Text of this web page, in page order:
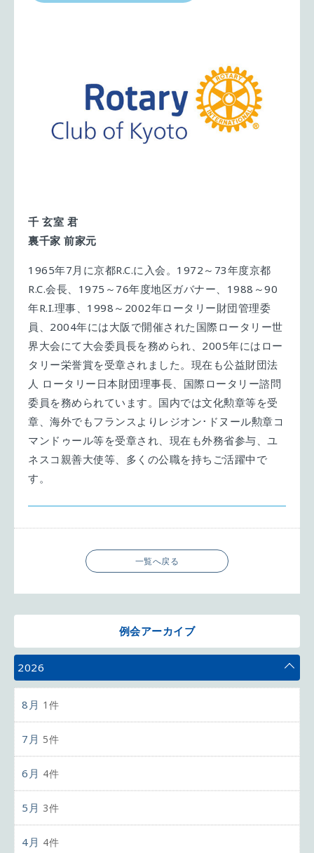
千 玄室 君
裏千家 前家元
1965年7月に京都R.C.に入会。1972～73年度京都
R.C.会長、1975～76年度地区ガバナー、1988～90
年R.I.理事、1998～2002年ロータリー財団管理委
員、2004年には大阪で開催された国際ロータリー世
界大会にて大会委員長を務められ、2005年にはロー
タリー栄誉賞を受章されました。現在も公益財団法
人 ロータリー日本財団理事長、国際ロータリー諮問
委員を務められています。国内では文化勲章等を受
章、海外でもフランスよりレジオン･ドヌール勲章コ
マンドゥール等を受章され、現在も外務省参与、ユ
ネスコ親善大使等、多くの公職を持ちご活躍中で
す。
一覧へ戻る
例会アーカイブ
2026
8月 1件
7月 5件
6月 4件
5月 3件
4月 4件